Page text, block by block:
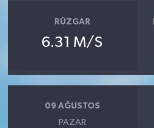
RÜZGAR
6.31 M/S
09 AĞUSTOS
PAZAR